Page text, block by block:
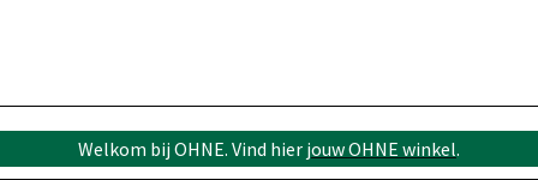
Welkom bij OHNE. Vind hier jouw OHNE winkel.